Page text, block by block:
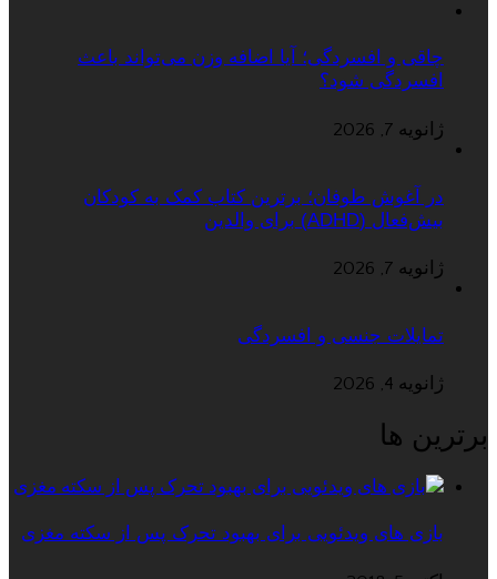
چاقی و افسردگی؛ آیا اضافه وزن می‌تواند باعث
افسردگی شود؟
ژانویه 7, 2026
در آغوش طوفان؛ برترین کتاب کمک به کودکان
بیش‌فعال (ADHD) برای والدین
ژانویه 7, 2026
تمایلات جنسی و افسردگی
ژانویه 4, 2026
برترین ها
بازی های ویدئویی برای بهبود تحرک پس از سکته مغزی